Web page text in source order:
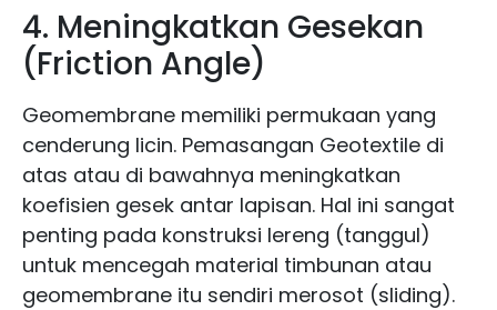
4. Meningkatkan Gesekan
(Friction Angle)
Geomembrane memiliki permukaan yang
cenderung licin. Pemasangan Geotextile di
atas atau di bawahnya meningkatkan
koefisien gesek antar lapisan. Hal ini sangat
penting pada konstruksi lereng (tanggul)
untuk mencegah material timbunan atau
geomembrane itu sendiri merosot (sliding).